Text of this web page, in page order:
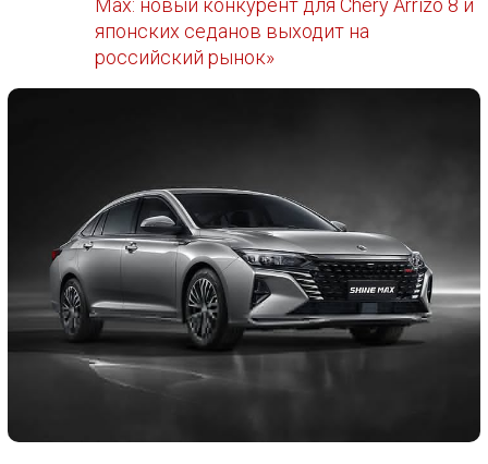
Max: новый конкурент для Chery Arrizo 8 и
японских седанов выходит на
российский рынок»